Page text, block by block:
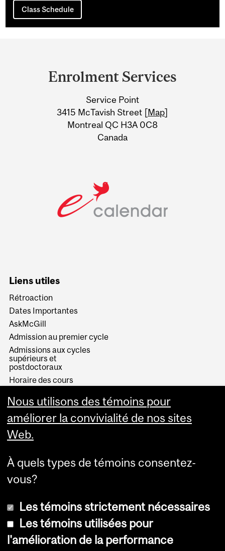
Class Schedule
Information
Enrolment Services
Service Point
3415 McTavish Street [Map]
Montreal QC H3A 0C8
Canada
Liens utiles
Rétroaction
Dates Importantes
AskMcGill
Admission au premier cycle
Admissions aux cycles
supérieurs et
postdoctoraux
Horaire des cours
Services aux étudiants
Nous utilisons des témoins pour
améliorer la convivialité de nos sites
Web.
À quels types de témoins consentez-
vous?
Les témoins strictement nécessaires
Les témoins utilisées pour
l'amélioration de la performance